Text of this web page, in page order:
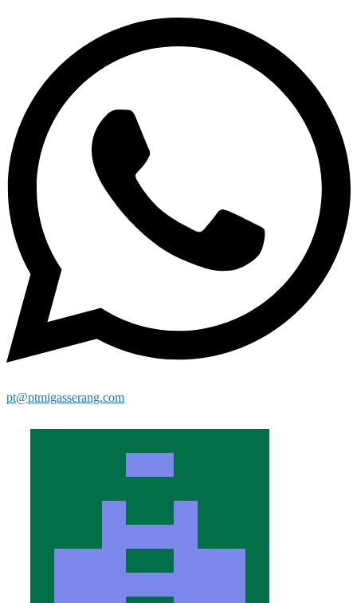
pt@ptmigasserang.com